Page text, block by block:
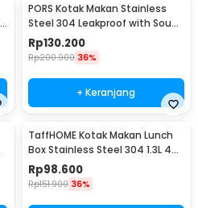
PORS Kotak Makan Stainless
Steel 304 Leakproof with Soup
Bowl 5 Grid - P-5
Rp130.200
Rp200.900 36%
+ Keranjang
TaffHOME Kotak Makan Lunch
Box Stainless Steel 304 1.3L 4
Grid - U-4
Rp98.600
Rp151.900 36%